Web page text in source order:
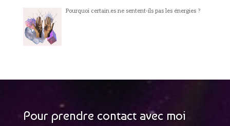
Pourquoi certain.es ne sentent-ils pas les énergies ?
Pour prendre contact avec moi